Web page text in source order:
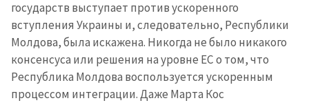
государств выступает против ускоренного
вступления Украины и, следовательно, Республики
Молдова, была искажена. Никогда не было никакого
консенсуса или решения на уровне ЕС о том, что
Республика Молдова воспользуется ускоренным
процессом интеграции. Даже Марта Кос